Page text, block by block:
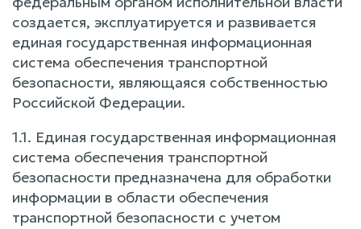
создается, эксплуатируется и развивается
единая государственная информационная
система обеспечения транспортной
безопасности, являющаяся собственностью
Российской Федерации.
1.1. Единая государственная информационная
система обеспечения транспортной
безопасности предназначена для обработки
информации в области обеспечения
транспортной безопасности с учетом